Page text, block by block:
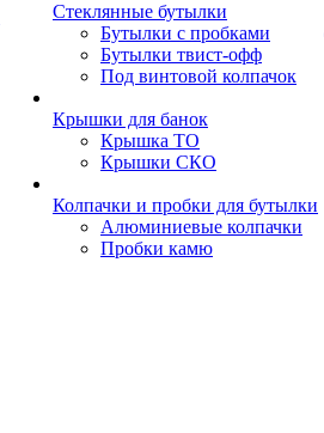
Стеклянные бутылки
Бутылки с пробками
Бутылки твист-офф
Под винтовой колпачок
Крышки для банок
Крышка ТО
Крышки СКО
Колпачки и пробки для бутылки
Алюминиевые колпачки
Пробки камю